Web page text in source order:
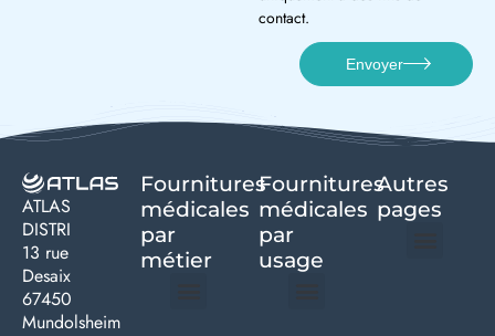
contact.
Envoyer
ATLAS
DISTRI
13 rue
Desaix
67450
Mundolsheim
Fournitures
médicales
par
métier
Fournitures
médicales
par
usage ​
Autres
pages